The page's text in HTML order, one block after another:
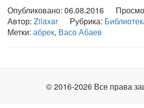
Опубликовано: 06.08.2016
Автор: ZilaxarРубрика:
Метки: абрек, Васо Абаев
© 2016-2026 Все права